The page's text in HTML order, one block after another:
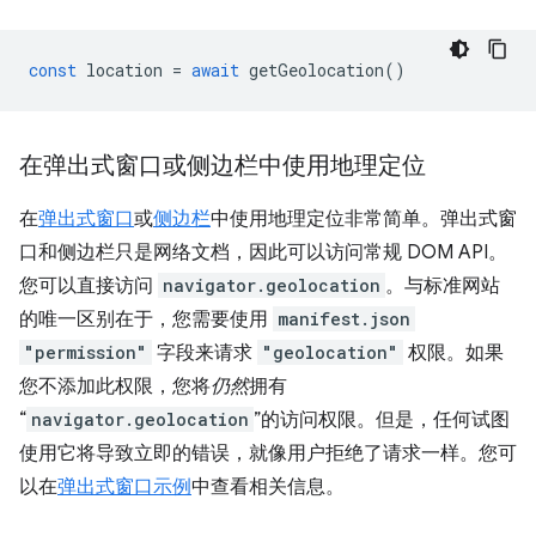
const location = await getGeolocation()
在弹出式窗口或侧边栏中使用地理定位
在弹出式窗口或侧边栏中使用地理定位非常简单。弹出式窗
口和侧边栏只是网络文档，因此可以访问常规 DOM API。
您可以直接访问 navigator.geolocation 。与标准网站
的唯一区别在于，您需要使用 manifest.json
"permission" 字段来请求 "geolocation" 权限。如果
您不添加此权限，您将仍然拥有
“ navigator.geolocation ”的访问权限。但是，任何试图
使用它将导致立即的错误，就像用户拒绝了请求一样。您可
以在弹出式窗口示例中查看相关信息。